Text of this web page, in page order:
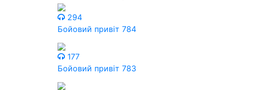
294
Бойовий привіт 784
177
Бойовий привіт 783